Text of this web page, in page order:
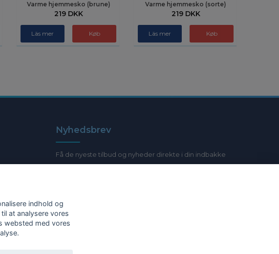
Varme hjemmesko (brune)
219 DKK
Läs mer Køb
Varme hjemmesko (sorte)
219 DKK
Läs mer Køb
Nyhedsbrev
Få de nyeste tilbud og nyheder direkte i din indbakke
indhold og
at analysere vores
websted med vores